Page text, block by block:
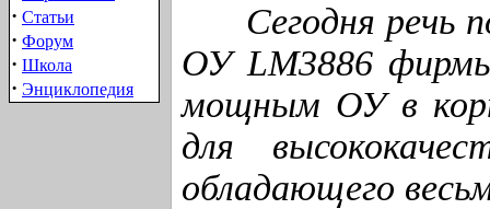
· Статьи
· Форум
· Школа
· Энциклопедия
Сегодня речь
ОУ LM3886
мощным ОУ в
для
обладающего